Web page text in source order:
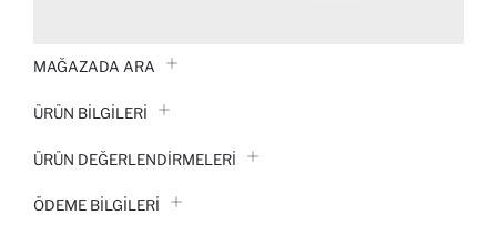
MAĞAZADA ARA
ÜRÜN BILGILERI
ÜRÜN DEĞERLENDİRMELERİ
ÖDEME BİLGİLERİ